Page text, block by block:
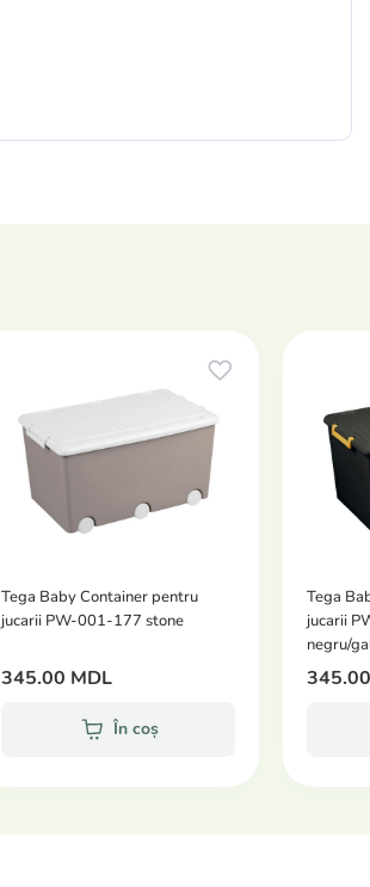
Tega Baby Container pentru
jucarii PW-001-177 stone
345.00 MDL
În coș
Tega
jucarii
negru/